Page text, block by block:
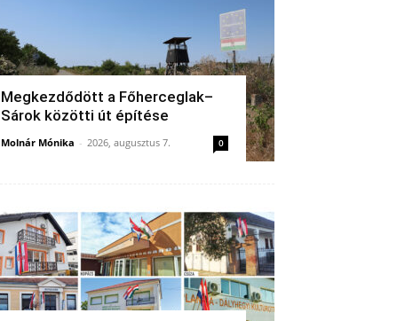
Megkezdődött a Főherceglak–
Sárok közötti út építése
Molnár Mónika - 2026, augusztus 7. 0